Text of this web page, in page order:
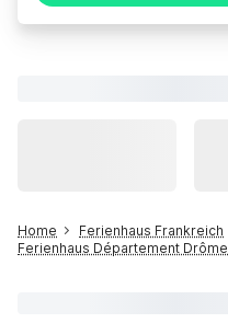
Home
Ferienhaus Frankreich
Ferienhaus Département Drôme